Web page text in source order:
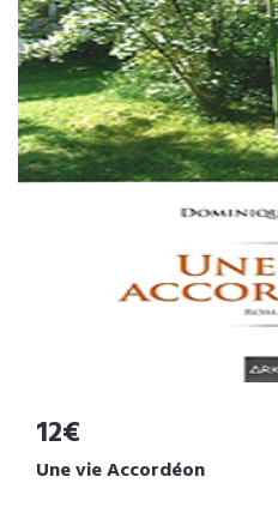
12€
Une vie Accordéon